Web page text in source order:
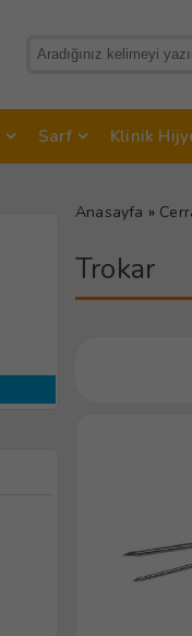
Sarf Klinik
Anasayfa »
Trokar